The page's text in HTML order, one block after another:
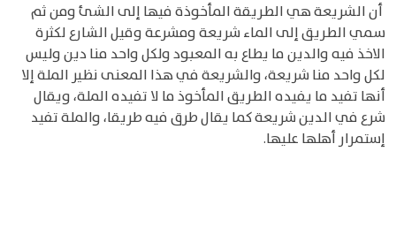
أن الشريعة هي الطريقة المأخوذة فيها إلى الشئ ومن ثم
سمي الطريق إلى الماء شريعة ومشرعة وقيل الشارع لكثرة
الاخذ فيه والدين ما يطاع به المعبود ولكل واحد منا دين وليس
لكل واحد منا شريعة، والشريعة في هذا المعنى نظير الملة إلا
أنها تفيد ما يفيده الطريق المأخوذ ما لا تفيده الملة، ويقال
شرع في الدين شريعة كما يقال طرق فيه طريقا، والملة تفيد
إستمرار أهلها عليها.